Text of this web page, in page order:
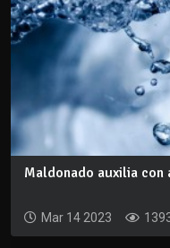
Maldonado auxilia con
Mar 14 2023